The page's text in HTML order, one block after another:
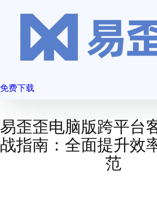
免费下载
易歪歪电脑版跨平台
战指南：全面提升效
范